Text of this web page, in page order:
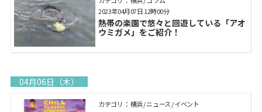
熱帯の楽園で悠々と回遊している「アオ
ウミガメ」をご紹介！
2023年04月07日 12時00分
04月06日（木）
カテゴリ： 横浜 / ニュース / イベント